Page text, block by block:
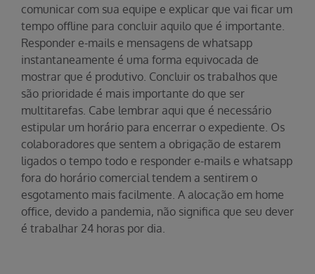
comunicar com sua equipe e explicar que vai ficar um
tempo offline para concluir aquilo que é importante.
Responder e-mails e mensagens de whatsapp
instantaneamente é uma forma equivocada de
mostrar que é produtivo. Concluir os trabalhos que
são prioridade é mais importante do que ser
multitarefas. Cabe lembrar aqui que é necessário
estipular um horário para encerrar o expediente. Os
colaboradores que sentem a obrigação de estarem
ligados o tempo todo e responder e-mails e whatsapp
fora do horário comercial tendem a sentirem o
esgotamento mais facilmente. A alocação em home
office, devido a pandemia, não significa que seu dever
é trabalhar 24 horas por dia.